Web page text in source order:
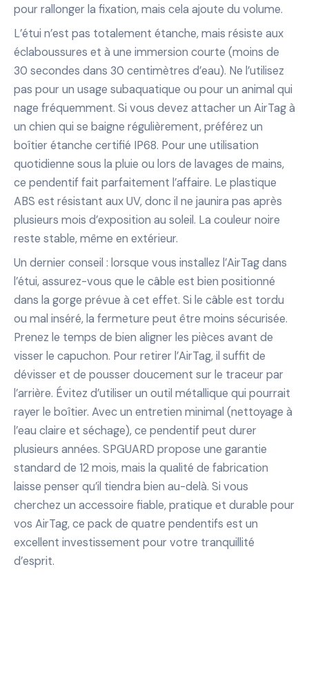
pour rallonger la fixation, mais cela ajoute du volume.
L’étui n’est pas totalement étanche, mais résiste aux
éclaboussures et à une immersion courte (moins de
30 secondes dans 30 centimètres d’eau). Ne l’utilisez
pas pour un usage subaquatique ou pour un animal qui
nage fréquemment. Si vous devez attacher un AirTag à
un chien qui se baigne régulièrement, préférez un
boîtier étanche certifié IP68. Pour une utilisation
quotidienne sous la pluie ou lors de lavages de mains,
ce pendentif fait parfaitement l’affaire. Le plastique
ABS est résistant aux UV, donc il ne jaunira pas après
plusieurs mois d’exposition au soleil. La couleur noire
reste stable, même en extérieur.
Un dernier conseil : lorsque vous installez l’AirTag dans
l’étui, assurez-vous que le câble est bien positionné
dans la gorge prévue à cet effet. Si le câble est tordu
ou mal inséré, la fermeture peut être moins sécurisée.
Prenez le temps de bien aligner les pièces avant de
visser le capuchon. Pour retirer l’AirTag, il suffit de
dévisser et de pousser doucement sur le traceur par
l’arrière. Évitez d’utiliser un outil métallique qui pourrait
rayer le boîtier. Avec un entretien minimal (nettoyage à
l’eau claire et séchage), ce pendentif peut durer
plusieurs années. SPGUARD propose une garantie
standard de 12 mois, mais la qualité de fabrication
laisse penser qu’il tiendra bien au-delà. Si vous
cherchez un accessoire fiable, pratique et durable pour
vos AirTag, ce pack de quatre pendentifs est un
excellent investissement pour votre tranquillité
d’esprit.